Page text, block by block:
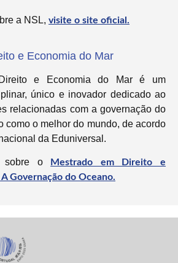
a NSL, visite o site oficial.
e Economia do Mar
e Economia do Mar é um
único e inovador dedicado ao
relacionadas com a governação do
como o melhor do mundo, de acordo
da Eduniversal.
sobre o
Mestrado em Direito e
Governação do Oceano.